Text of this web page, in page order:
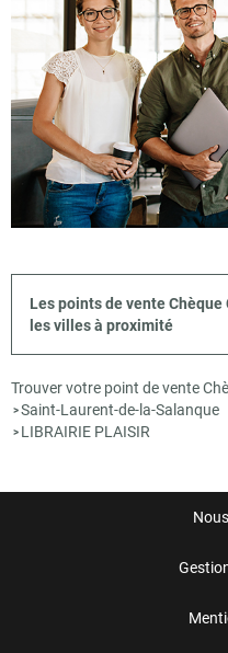
Les points de vente
les villes à proximité
Trouver votre point de vente
>Saint-Laurent-de-la-Salanque
> LIBRAIRIE PLAISIR